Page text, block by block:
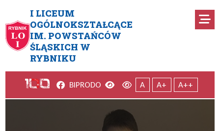
I LICEUM
OGÓLNOKSZTAŁCĄCE
IM. POWSTAŃCÓW
ŚLĄSKICH W
RYBNIKU
Jakub Szymik drugi na
Facebook
BIPRODO Wersja kontrastowa
Wersja domyślna
A A+ A++